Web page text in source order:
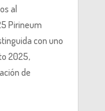
al
Pirineum
con uno
2025,
de